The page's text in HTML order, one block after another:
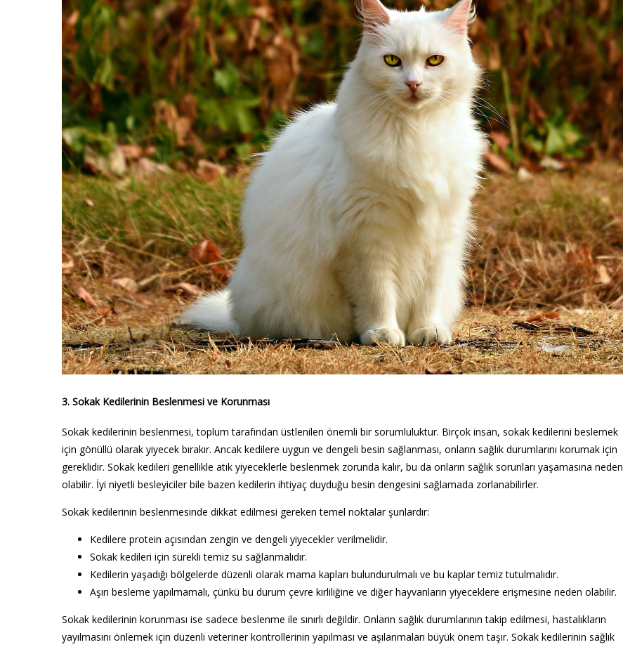
3. Sokak Kedilerinin Beslenmesi ve Korunması
Sokak kedilerinin beslenmesi, toplum tarafından üstlenilen önemli bir sorumluluktur. Birçok insan, sokak kedilerini beslemek
için gönüllü olarak yiyecek bırakır. Ancak kedilere uygun ve dengeli besin sağlanması, onların sağlık durumlarını korumak için
gereklidir. Sokak kedileri genellikle atık yiyeceklerle beslenmek zorunda kalır, bu da onların sağlık sorunları yaşamasına neden
olabilir. İyi niyetli besleyiciler bile bazen kedilerin ihtiyaç duyduğu besin dengesini sağlamada zorlanabilirler.
Sokak kedilerinin beslenmesinde dikkat edilmesi gereken temel noktalar şunlardır:
Kedilere protein açısından zengin ve dengeli yiyecekler verilmelidir.
Sokak kedileri için sürekli temiz su sağlanmalıdır.
Kedilerin yaşadığı bölgelerde düzenli olarak mama kapları bulundurulmalı ve bu kaplar temiz tutulmalıdır.
Aşırı besleme yapılmamalı, çünkü bu durum çevre kirliliğine ve diğer hayvanların yiyeceklere erişmesine neden olabilir.
Sokak kedilerinin korunması ise sadece beslenme ile sınırlı değildir. Onların sağlık durumlarının takip edilmesi, hastalıkların
yayılmasını önlemek için düzenli veteriner kontrollerinin yapılması ve aşılanmaları büyük önem taşır. Sokak kedilerinin sağlık